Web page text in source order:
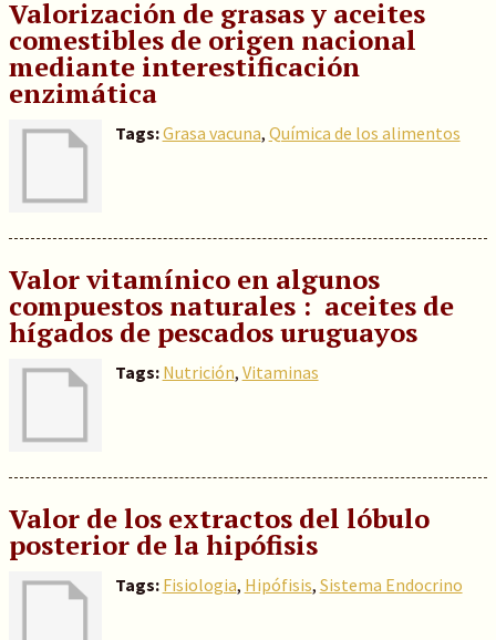
Valorización de grasas y aceites
comestibles de origen nacional
mediante interestificación
enzimática
Tags:Grasa vacuna, Química de los alimentos
Valor vitamínico en algunos
compuestos naturales : aceites de
hígados de pescados uruguayos
Tags: Nutrición, Vitaminas
Valor de los extractos del lóbulo
posterior de la hipófisis
Tags: Fisiologia, Hipófisis, Sistema Endocrino